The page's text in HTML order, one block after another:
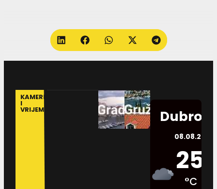
KAMERE
I
VRIJEME
08.08.2026.
25
°C